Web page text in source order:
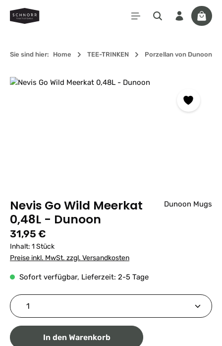
Zum Hauptinhalt springen
Sie sind hier: Home TEE-TRINKEN Porzellan von Dunoon
Bildergalerie überspringen
Nevis Go Wild Meerkat
0,48L - Dunoon
Dunoon Mugs
Regulärer Preis:
31,95 €
Inhalt: 1 Stück
Preise inkl. MwSt. zzgl. Versandkosten
Sofort verfügbar, Lieferzeit: 2-5 Tage
Produkt Anzahl: Gib den gewünschten Wert ein
In den Warenkorb